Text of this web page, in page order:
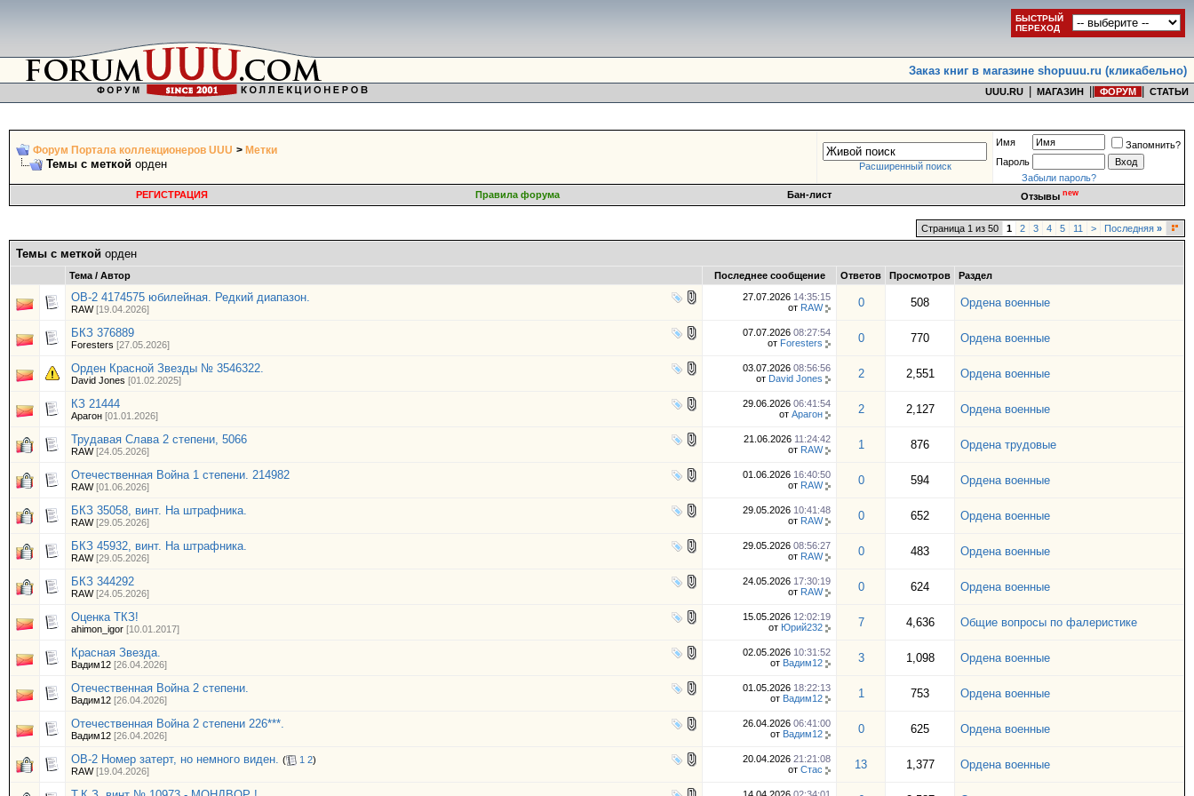
БЫСТРЫЙ
ПЕРЕХОД
Заказ книг в магазине shopuuu.ru (кликабельно)
UUU.RU МАГАЗИН ФОРУМ СТАТЬИ
Форум Портала коллекционеров UUU > Метки
Темы с меткой орден Расширенный поиск
Имя
Запомнить?
Пароль
Забыли пароль?
РЕГИСТРАЦИЯ
Правила форума Бан-лист Отзывы new
Страница 1 из 50 1 2 3 4 5 11 > Последняя »
Темы с меткой орден
Тема / Автор Последнее сообщение Ответов Просмотров Раздел
ОВ-2 4174575 юбилейная. Редкий диапазон.
RAW [19.04.2026]
27.07.2026 14:35:15
от RAW 0 508 Ордена военные
БКЗ 376889
Foresters [27.05.2026]
07.07.2026 08:27:54
от Foresters 0 770 Ордена военные
Орден Красной Звезды № 3546322.
David Jones [01.02.2025]
03.07.2026 08:56:56
от David Jones 2 2,551 Ордена военные
КЗ 21444
Арагон [01.01.2026]
29.06.2026 06:41:54
от Арагон 2 2,127 Ордена военные
Трудавая Слава 2 степени, 5066
RAW [24.05.2026]
21.06.2026 11:24:42
от RAW 1 876 Ордена трудовые
Отечественная Война 1 степени. 214982
RAW [01.06.2026]
01.06.2026 16:40:50
от RAW 0 594 Ордена военные
БКЗ 35058, винт. На штрафника.
RAW [29.05.2026]
29.05.2026 10:41:48
от RAW 0 652 Ордена военные
БКЗ 45932, винт. На штрафника.
RAW [29.05.2026]
29.05.2026 08:56:27
от RAW 0 483 Ордена военные
БКЗ 344292
RAW [24.05.2026]
24.05.2026 17:30:19
от RAW 0 624 Ордена военные
Оценка ТКЗ!
ahimon_igor [10.01.2017]
15.05.2026 12:02:19
от Юрий232 7 4,636 Общие вопросы по фалеристике
Красная Звезда.
Вадим12 [26.04.2026]
02.05.2026 10:31:52
от Вадим12 3 1,098 Ордена военные
Отечественная Война 2 степени.
Вадим12 [26.04.2026]
01.05.2026 18:22:13
от Вадим12 1 753 Ордена военные
Отечественная Война 2 степени 226***.
Вадим12 [26.04.2026]
26.04.2026 06:41:00
от Вадим12 0 625 Ордена военные
ОВ-2 Номер затерт, но немного виден. ( 1 2)
RAW [19.04.2026]
20.04.2026 21:21:08
от Стас 13 1,377 Ордена военные